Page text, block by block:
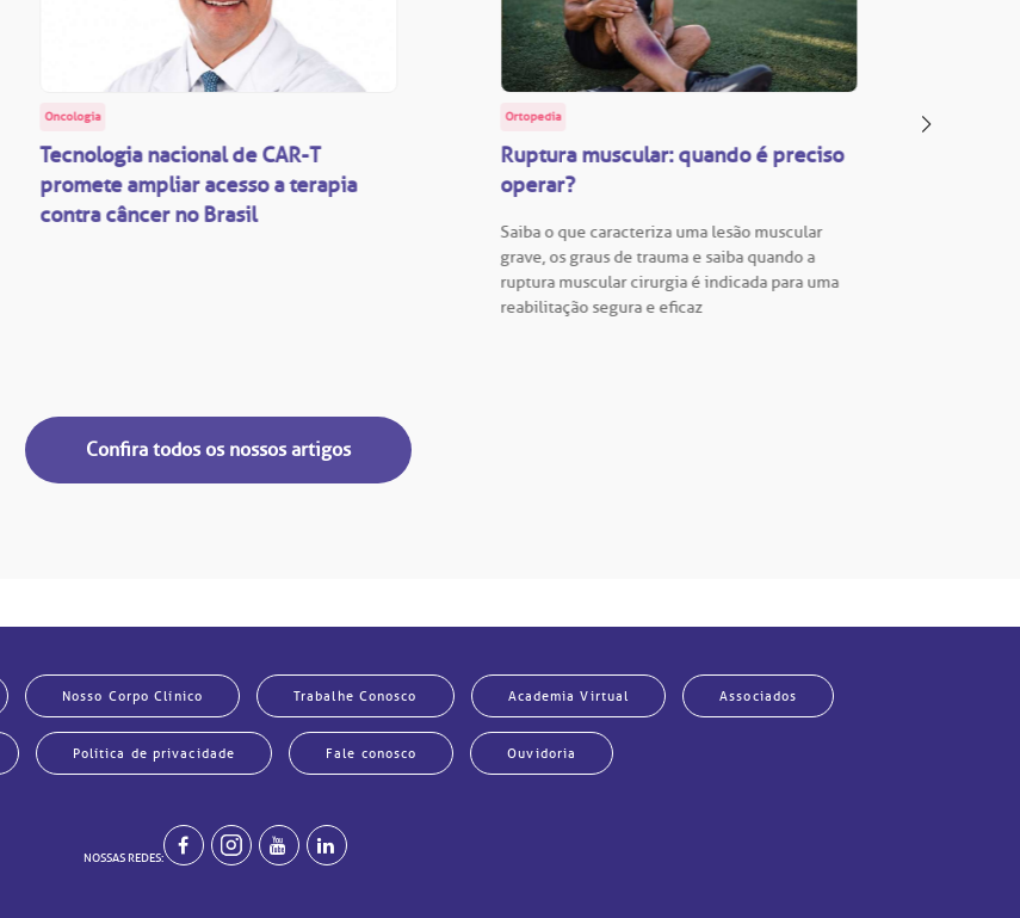
Oncologia
Tecnologia nacional de CAR-T
promete ampliar acesso a terapia
contra câncer no Brasil
Ortopedia
Ruptura muscular: quando é preciso
operar?
Saiba o que caracteriza uma lesão muscular
grave, os graus de trauma e saiba quando a
ruptura muscular cirurgia é indicada para uma
reabilitação segura e eficaz
Confira todos os nossos artigos
Nosso Corpo Clínico Trabalhe Conosco Academia Virtual Associados
Política de privacidade Fale conosco Ouvidoria
NOSSAS REDES: